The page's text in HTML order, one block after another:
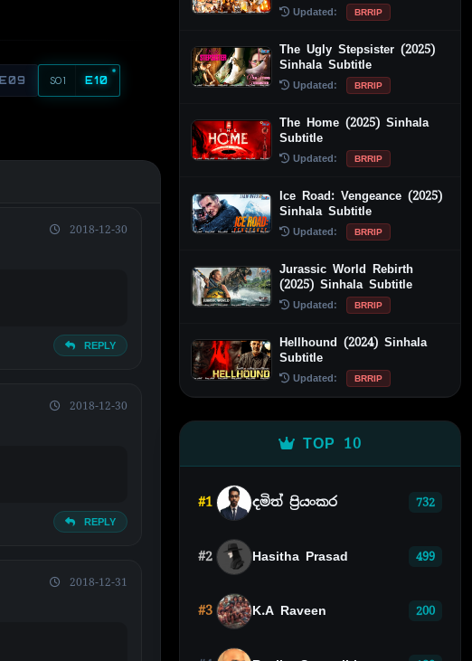
E09 S01 E10
2018-12-30
REPLY
2018-12-30
REPLY
2018-12-31
Updated: BRRIP
The Ugly Stepsister (2025)
Sinhala Subtitle
Updated: BRRIP
The Home (2025) Sinhala
Subtitle
Updated: BRRIP
Ice Road: Vengeance (2025)
Sinhala Subtitle
Updated: BRRIP
Jurassic World Rebirth
(2025) Sinhala Subtitle
Updated: BRRIP
Hellhound (2024) Sinhala
Subtitle
Updated: BRRIP
TOP 10
#1 දමිත් ප්‍රියංකර 732
#2 Hasitha Prasad 499
#3 K.A Raveen 200